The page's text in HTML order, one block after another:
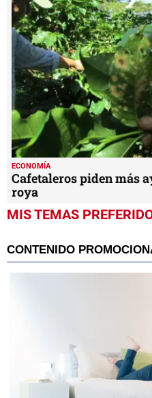
ECONOMÍA
Cafetaleros piden más
roya
MIS TEMAS